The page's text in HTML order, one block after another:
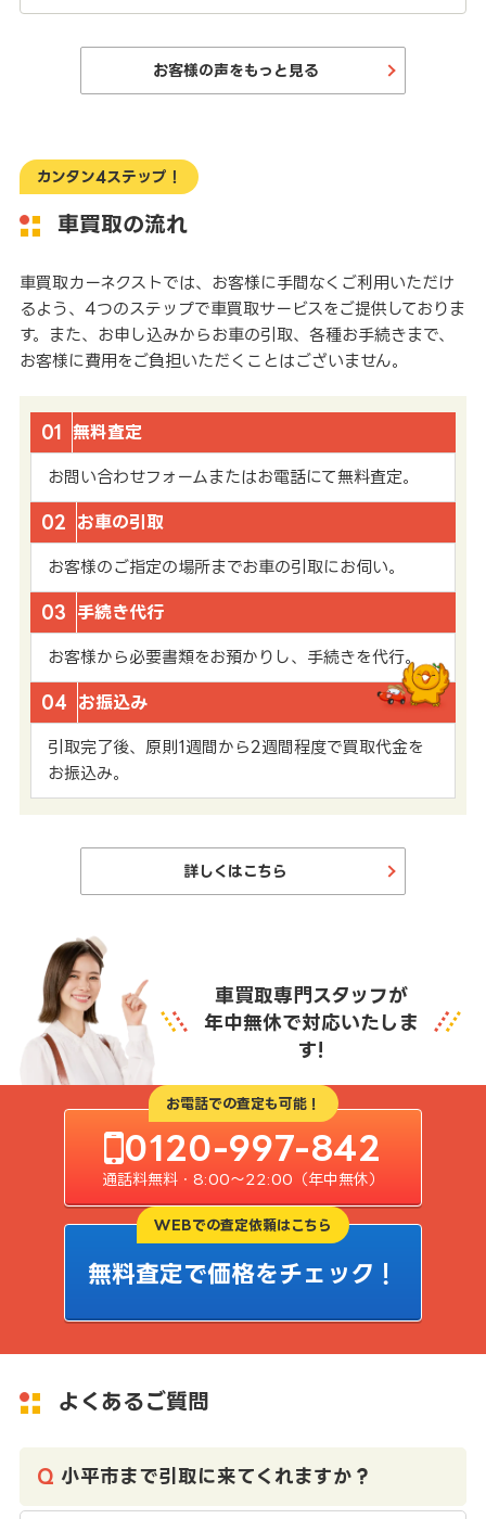
お客様の声をもっと見る
カンタン4ステップ！
車買取の流れ
車買取カーネクストでは、お客様に手間なくご利用いただけ
るよう、4つのステップで車買取サービスをご提供しておりま
す。また、お申し込みからお車の引取、各種お手続きまで、
お客様に費用をご負担いただくことはございません。
01 無料査定
お問い合わせフォームまたはお電話にて無料査定。
02 お車の引取
お客様のご指定の場所までお車の引取にお伺い。
03 手続き代行
お客様から必要書類をお預かりし、手続きを代行。
04 お振込み
引取完了後、原則1週間から2週間程度で買取代金を
お振込み。
詳しくはこちら
車買取専門スタッフが
年中無休で対応いたしま
す!
お電話での査定も可能！
0120-997-842
通話料無料・8:00〜22:00（年中無休）
WEBでの査定依頼はこちら
無料査定で価格をチェック！
よくあるご質問
小平市まで引取に来てくれますか？